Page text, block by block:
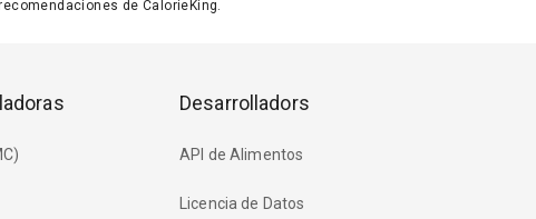
de CalorieKing.
Desarrolladors
API de Alimentos
Licencia de Datos